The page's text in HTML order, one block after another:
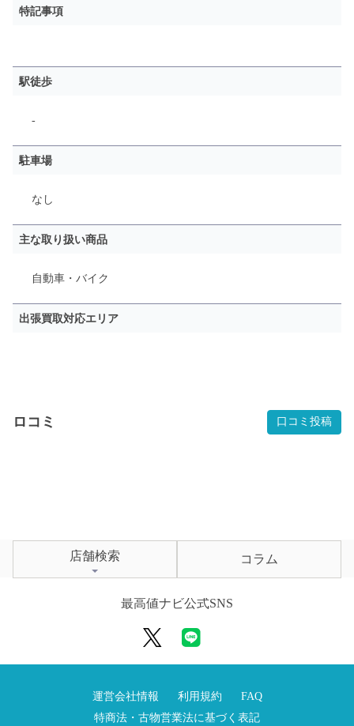
特記事項
駅徒歩
-
駐車場
なし
主な取り扱い商品
自動車・バイク
出張買取対応エリア
ロコミ 口コミ投稿
店舗検索 コラム
最高値ナビ公式SNS
運営会社情報 利用規約
FAQ
特商法・古物営業法に基づく表記